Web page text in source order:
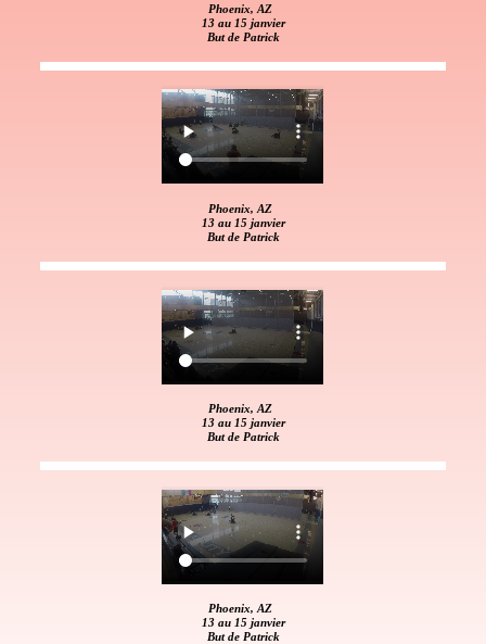
Phoenix, AZ
13 au 15 janvier
But de Patrick
Phoenix, AZ
13 au 15 janvier
But de Patrick
Phoenix, AZ
13 au 15 janvier
But de Patrick
Phoenix, AZ
13 au 15 janvier
But de Patrick